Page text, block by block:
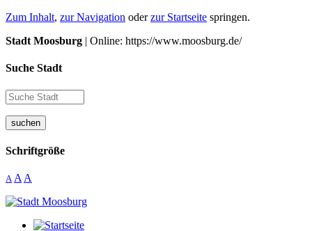
Zum Inhalt, zur Navigation oderzur Startseite springen.
Stadt Moosburg | Online: https://www.moosburg.de/
Suche Stadt
suchen
Schriftgröße
A A A